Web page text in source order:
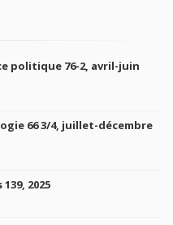
politique 76-2, avril-juin
66 3/4, juillet-décembre
2025